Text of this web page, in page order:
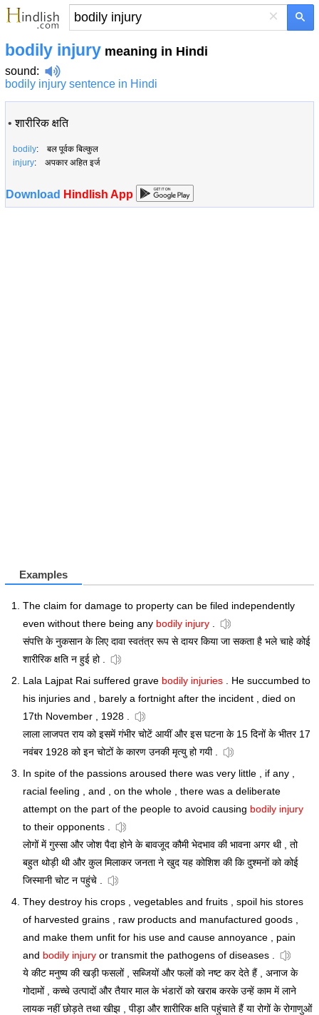
×
bodily injury meaning in Hindi
sound:
bodily injury sentence in Hindi
•शारीरिक क्षति
bodily: बल पूर्वक बिल्कुल
injury: अपकार अहित इर्ज
Download Hindlish App
Examples
The claim for damage to property can be filed independently
even without there being any bodily injury
संपत्ति के नुकसान के लिए दावा स्वतंत्र रूप से दायर किया जा सकता है भले चाहे कोई
शारीरिक क्षति न हुई हो .
Lala Lajpat Rai suffered grave bodily injuries . He succumbed to
his injuries and , barely a fortnight after the incident , died on
17th November , 1928 .
लाला लाजपत राय को इसमें गंभीर चोटें आयीं और इस घटना के 15 दिनों के भीतर 17
नवंबर 1928 को इन चोटों के कारण उनकी मृत्यु हो गयी .
In spite of the passions aroused there was very little , if any ,
racial feeling , and , on the whole , there was a deliberate
attempt on the part of the people to avoid causing bodily injury
to their opponents .
लोगों में गुस्सा और जोश पैदा होने के बावजूद कौमी भेदभाव की भावना अगर थी , तो
बहुत थोड़ी थी और कुल मिलाकर जनता ने खुद यह कोशिश की कि दुश्मनों को कोई
जिस्मानी चोट न पहुंचे .
They destroy his crops , vegetables and fruits , spoil his stores
of harvested grains , raw products and manufactured goods ,
and make them unfit for his use and cause annoyance , pain
and bodily injury or transmit the pathogens of diseases .
ये कीट मनुष्य की खड़ी फसलों , सब्जियों और फलों को नष्ट कर देते हैं , अनाज के
गोदामों , कच्चे उत्पादों और तैयार माल के भंडारों को खराब करके उन्हें काम में लाने
लायक नहीं छोड़ते तथा खीझ , पीड़ा और शारीरिक क्षति पहुंचाते हैं या रोगों के रोगाणुओं